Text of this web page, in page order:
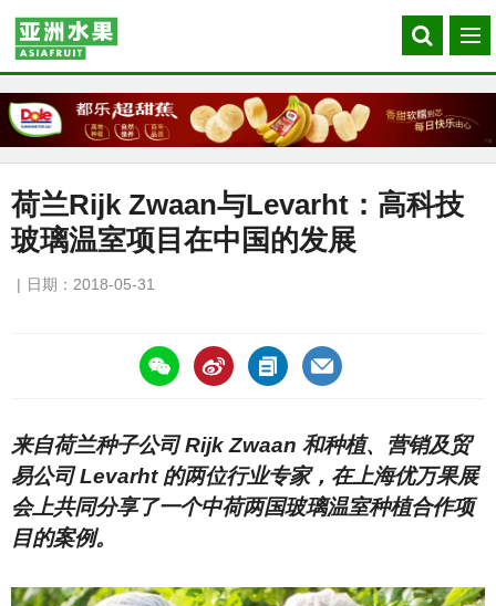
Search
our
菜
单
荷兰Rijk Zwaan与Levarht：高科技
玻璃温室项目在中国的发展
日期：2018-05-31
https://asiafruitchina.net/16997.html
来自荷兰种子公司 Rijk Zwaan 和种植、营销及贸
易公司 Levarht 的两位行业专家，在上海优万果展
会上共同分享了一个中荷两国玻璃温室种植合作项
目的案例。